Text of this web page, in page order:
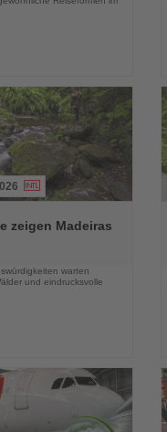
zeigen Madeiras
warten
und eindrucksvolle